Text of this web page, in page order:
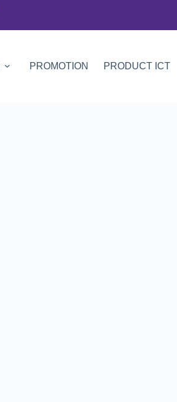
PROMOTION PRODUCT ICT